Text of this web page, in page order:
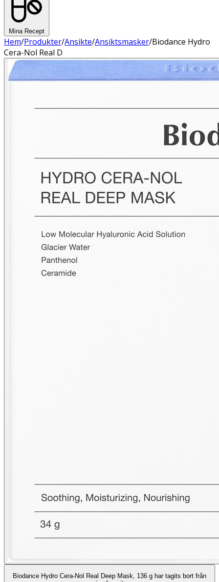
Mina Recept
Hem/Produkter/Ansikte/Ansiktsmasker/Biodance Hydro
Cera-Nol Real D
Biodance Hydro Cera-Nol Real Deep Mask, 136 g har tagits bort från